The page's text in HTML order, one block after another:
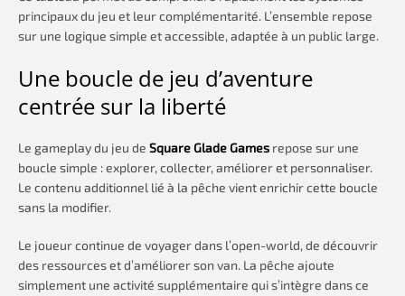
principaux du jeu et leur complémentarité. L’ensemble repose
sur une logique simple et accessible, adaptée à un public large.
Une boucle de jeu d’aventure
centrée sur la liberté
Le gameplay du jeu de Square Glade Games repose sur une
boucle simple : explorer, collecter, améliorer et personnaliser.
Le contenu additionnel lié à la pêche vient enrichir cette boucle
sans la modifier.
Le joueur continue de voyager dans l’open-world, de découvrir
des ressources et d’améliorer son van. La pêche ajoute
simplement une activité supplémentaire qui s’intègre dans ce